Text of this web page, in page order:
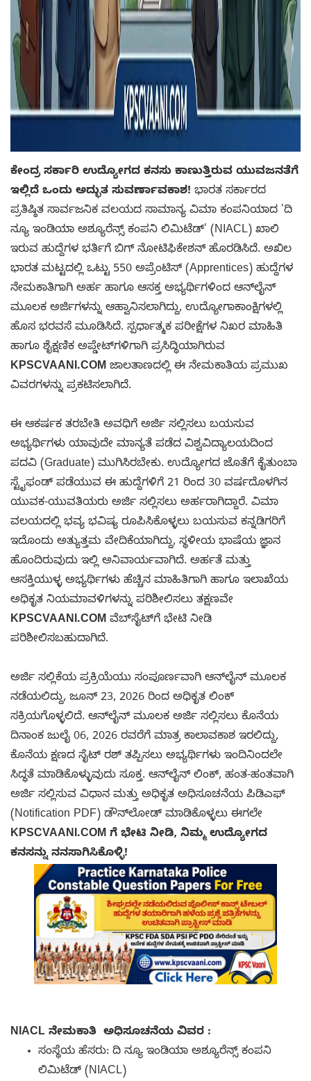
ಕೇಂದ್ರ ಸರ್ಕಾರಿ ಉದ್ಯೋಗದ ಕನಸು ಕಾಣುತ್ತಿರುವ ಯುವಜನತೆಗೆ
ಇಲ್ಲಿದೆ ಒಂದು ಅದ್ಭುತ ಸುವರ್ಣಾವಕಾಶ! ಭಾರತ ಸರ್ಕಾರದ
ಪ್ರತಿಷ್ಠಿತ ಸಾರ್ವಜನಿಕ ವಲಯದ ಸಾಮಾನ್ಯ ವಿಮಾ ಕಂಪನಿಯಾದ 'ದಿ
ನ್ಯೂ ಇಂಡಿಯಾ ಅಶ್ಯೂರೆನ್ಸ್ ಕಂಪನಿ ಲಿಮಿಟೆಡ್' (NIACL) ಖಾಲಿ
ಇರುವ ಹುದ್ದೆಗಳ ಭರ್ತಿಗೆ ಬಿಗ್ ನೋಟಿಫಿಕೇಶನ್ ಹೊರಡಿಸಿದೆ. ಅಖಿಲ
ಭಾರತ ಮಟ್ಟದಲ್ಲಿ ಒಟ್ಟು 550 ಅಪ್ರೆಂಟಿಸ್ (Apprentices) ಹುದ್ದೆಗಳ
ನೇಮಕಾತಿಗಾಗಿ ಅರ್ಹ ಹಾಗೂ ಆಸಕ್ತ ಅಭ್ಯರ್ಥಿಗಳಿಂದ ಆನ್‌ಲೈನ್
ಮೂಲಕ ಅರ್ಜಿಗಳನ್ನು ಆಹ್ವಾನಿಸಲಾಗಿದ್ದು, ಉದ್ಯೋಗಾಕಾಂಕ್ಷಿಗಳಲ್ಲಿ
ಹೊಸ ಭರವಸೆ ಮೂಡಿಸಿದೆ. ಸ್ಪರ್ಧಾತ್ಮಕ ಪರೀಕ್ಷೆಗಳ ನಿಖರ ಮಾಹಿತಿ
ಹಾಗೂ ಶೈಕ್ಷಣಿಕ ಅಪ್ಡೇಟ್‌ಗಳಿಗಾಗಿ ಪ್ರಸಿದ್ಧಿಯಾಗಿರುವ
KPSCVAANI.COM ಜಾಲತಾಣದಲ್ಲಿ ಈ ನೇಮಕಾತಿಯ ಪ್ರಮುಖ
ವಿವರಗಳನ್ನು ಪ್ರಕಟಿಸಲಾಗಿದೆ.
ಈ ಆಕರ್ಷಕ ತರಬೇತಿ ಅವಧಿಗೆ ಅರ್ಜಿ ಸಲ್ಲಿಸಲು ಬಯಸುವ
ಅಭ್ಯರ್ಥಿಗಳು ಯಾವುದೇ ಮಾನ್ಯತೆ ಪಡೆದ ವಿಶ್ವವಿದ್ಯಾಲಯದಿಂದ
ಪದವಿ (Graduate) ಮುಗಿಸಿರಬೇಕು. ಉದ್ಯೋಗದ ಜೊತೆಗೆ ಕೈತುಂಬಾ
ಸ್ಟೈಫಂಡ್ ಪಡೆಯುವ ಈ ಹುದ್ದೆಗಳಿಗೆ 21 ರಿಂದ 30 ವರ್ಷದೊಳಗಿನ
ಯುವಕ-ಯುವತಿಯರು ಅರ್ಜಿ ಸಲ್ಲಿಸಲು ಅರ್ಹರಾಗಿದ್ದಾರೆ. ವಿಮಾ
ವಲಯದಲ್ಲಿ ಭವ್ಯ ಭವಿಷ್ಯ ರೂಪಿಸಿಕೊಳ್ಳಲು ಬಯಸುವ ಕನ್ನಡಿಗರಿಗೆ
ಇದೊಂದು ಅತ್ಯುತ್ತಮ ವೇದಿಕೆಯಾಗಿದ್ದು, ಸ್ಥಳೀಯ ಭಾಷೆಯ ಜ್ಞಾನ
ಹೊಂದಿರುವುದು ಇಲ್ಲಿ ಅನಿವಾರ್ಯವಾಗಿದೆ. ಅರ್ಹತೆ ಮತ್ತು
ಆಸಕ್ತಿಯುಳ್ಳ ಅಭ್ಯರ್ಥಿಗಳು ಹೆಚ್ಚಿನ ಮಾಹಿತಿಗಾಗಿ ಹಾಗೂ ಇಲಾಖೆಯ
ಅಧಿಕೃತ ನಿಯಮಾವಳಿಗಳನ್ನು ಪರಿಶೀಲಿಸಲು ತಕ್ಷಣವೇ
KPSCVAANI.COM ವೆಬ್‌ಸೈಟ್‌ಗೆ ಭೇಟಿ ನೀಡಿ
ಪರಿಶೀಲಿಸಬಹುದಾಗಿದೆ.
ಅರ್ಜಿ ಸಲ್ಲಿಕೆಯ ಪ್ರಕ್ರಿಯೆಯು ಸಂಪೂರ್ಣವಾಗಿ ಆನ್‌ಲೈನ್ ಮೂಲಕ
ನಡೆಯಲಿದ್ದು, ಜೂನ್ 23, 2026 ರಿಂದ ಅಧಿಕೃತ ಲಿಂಕ್
ಸಕ್ರಿಯಗೊಳ್ಳಲಿದೆ. ಆನ್‌ಲೈನ್ ಮೂಲಕ ಅರ್ಜಿ ಸಲ್ಲಿಸಲು ಕೊನೆಯ
ದಿನಾಂಕ ಜುಲೈ 06, 2026 ರವರೆಗೆ ಮಾತ್ರ ಕಾಲಾವಕಾಶ ಇರಲಿದ್ದು,
ಕೊನೆಯ ಕ್ಷಣದ ಸೈಟ್ ರಶ್ ತಪ್ಪಿಸಲು ಅಭ್ಯರ್ಥಿಗಳು ಇಂದಿನಿಂದಲೇ
ಸಿದ್ಧತೆ ಮಾಡಿಕೊಳ್ಳುವುದು ಸೂಕ್ತ. ಆನ್‌ಲೈನ್ ಲಿಂಕ್, ಹಂತ-ಹಂತವಾಗಿ
ಅರ್ಜಿ ಸಲ್ಲಿಸುವ ವಿಧಾನ ಮತ್ತು ಅಧಿಕೃತ ಅಧಿಸೂಚನೆಯ ಪಿಡಿಎಫ್
(Notification PDF) ಡೌನ್‌ಲೋಡ್ ಮಾಡಿಕೊಳ್ಳಲು ಈಗಲೇ
KPSCVAANI.COM ಗೆ ಭೇಟಿ ನೀಡಿ, ನಿಮ್ಮ ಉದ್ಯೋಗದ
ಕನಸನ್ನು ನನಸಾಗಿಸಿಕೊಳ್ಳಿ!
NIACL ನೇಮಕಾತಿ ಅಧಿಸೂಚನೆಯ ವಿವರ :
ಸಂಸ್ಥೆಯ ಹೆಸರು: ದಿ ನ್ಯೂ ಇಂಡಿಯಾ ಅಶ್ಯೂರೆನ್ಸ್ ಕಂಪನಿ
ಲಿಮಿಟೆಡ್ (NIACL)